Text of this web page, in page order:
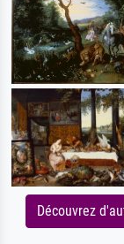
Découvrez